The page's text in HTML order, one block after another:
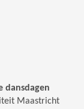
dansdagen
Maastricht